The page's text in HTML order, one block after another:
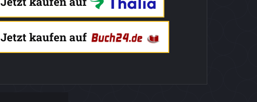
Jetzt kaufen auf